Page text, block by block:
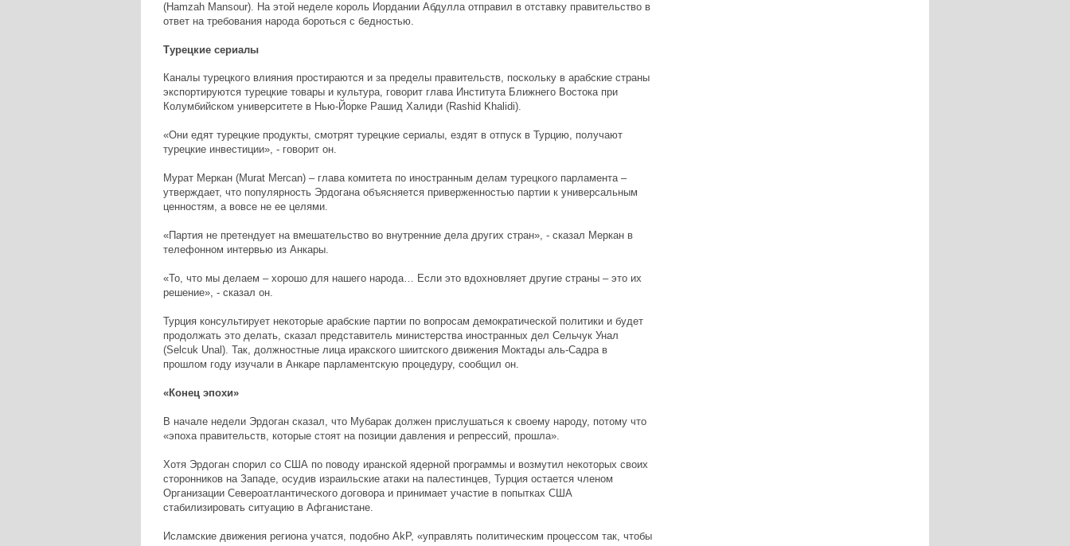
(Hamzah Mansour). На этой неделе король Иордании Абдулла отправил в отставку правительство в
ответ на требования народа бороться с бедностью.
Турецкие сериалы
Каналы турецкого влияния простираются и за пределы правительств, поскольку в арабские страны
экспортируются турецкие товары и культура, говорит глава Института Ближнего Востока при
Колумбийском университете в Нью-Йорке Рашид Халиди (Rashid Khalidi).
«Они едят турецкие продукты, смотрят турецкие сериалы, ездят в отпуск в Турцию, получают
турецкие инвестиции», - говорит он.
Мурат Меркан (Murat Mercan) – глава комитета по иностранным делам турецкого парламента –
утверждает, что популярность Эрдогана объясняется приверженностью партии к универсальным
ценностям, а вовсе не ее целями.
«Партия не претендует на вмешательство во внутренние дела других стран», - сказал Меркан в
телефонном интервью из Анкары.
«То, что мы делаем – хорошо для нашего народа… Если это вдохновляет другие страны – это их
решение», - сказал он.
Турция консультирует некоторые арабские партии по вопросам демократической политики и будет
продолжать это делать, сказал представитель министерства иностранных дел Сельчук Унал
(Selcuk Unal). Так, должностные лица иракского шиитского движения Моктады аль-Садра в
прошлом году изучали в Анкаре парламентскую процедуру, сообщил он.
«Конец эпохи»
В начале недели Эрдоган сказал, что Мубарак должен прислушаться к своему народу, потому что
«эпоха правительств, которые стоят на позиции давления и репрессий, прошла».
Хотя Эрдоган спорил со США по поводу иранской ядерной программы и возмутил некоторых своих
сторонников на Западе, осудив израильские атаки на палестинцев, Турция остается членом
Организации Североатлантического договора и принимает участие в попытках США
стабилизировать ситуацию в Афганистане.
Исламские движения региона учатся, подобно AkP, «управлять политическим процессом так, чтобы